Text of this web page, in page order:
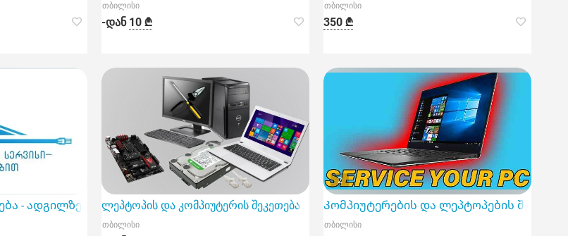
თბილისი
-დან 10 ₾
თბილისი
350 ₾
- ადგილზე გამოძახებით 574009218
ლეპტოპის და კომპიუტერის შეკეთება
თბილისი
2
Კომპიუტერების და ლეპტოპების
თბილისი